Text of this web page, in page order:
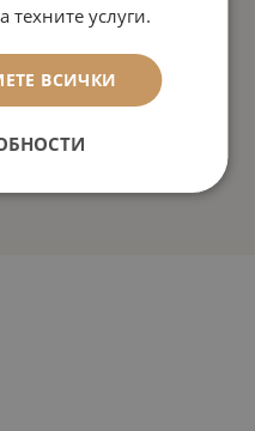
техните услуги.
ВСИЧКИ